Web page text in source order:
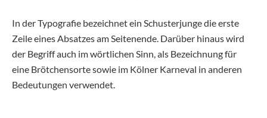
In der Typografie bezeichnet ein Schusterjunge die erste
Zeile eines Absatzes am Seitenende. Darüber hinaus wird
der Begriff auch im wörtlichen Sinn, als Bezeichnung für
eine Brötchensorte sowie im Kölner Karneval in anderen
Bedeutungen verwendet.